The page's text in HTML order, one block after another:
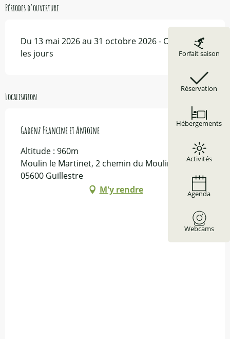
Forfait saison
Réservation
Hébergements
Activités
Agenda
Webcams
Périodes d'ouverture
Du 13 mai 2026 au 31 octobre 2026 - Ouvert tous
les jours
Localisation
Gadenz Francine et Antoine
Altitude : 960m
Moulin le Martinet, 2 chemin du Moulin blanc,
05600 Guillestre
M'y rendre